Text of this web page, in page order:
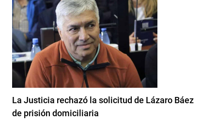
La Justicia rechazó la solicitud de Lázaro Báez
de prisión domiciliaria